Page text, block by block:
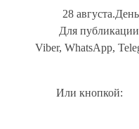
28
Для
Viber, WhatsApp,
Или кнопкой: